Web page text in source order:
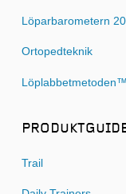
Löparbarometern
Ortopedteknik
Löplabbetmetoden™
Trail